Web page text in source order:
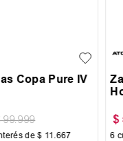
Copa Pure IV
99.999
de$ 11 667
$
6